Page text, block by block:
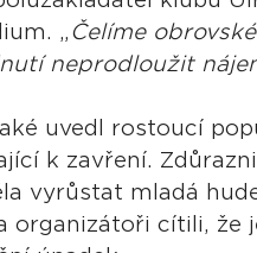
„Čelíme
neprodloužit
uvedl rostoucí
k zavření.
vyrůstat mladá
organizátoři cítili, že